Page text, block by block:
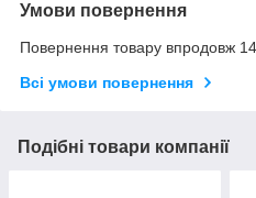
Умови повернення
Повернення товару впродовж
Всі умови повернення
Подібні товари компанії